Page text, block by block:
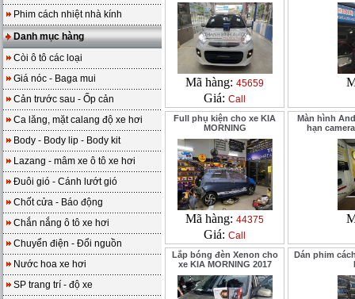
Phim cách nhiệt nhà kính
Danh mục hàng
Còi ô tô các loại
Giá nóc - Baga mui
Cản trước sau - Ốp cản
Ca lăng, mặt calang độ xe hơi
Body - Body lip - Body kit
Lazang - mâm xe ô tô xe hơi
Đuôi gió - Cánh lướt gió
Chốt cửa - Báo động
Chắn nắng ô tô xe hơi
Chuyển điện - Đổi nguồn
Nước hoa xe hơi
SP trang trí - độ xe
Mã hàng: 45659
Giá: Call
Full phụ kiện cho xe KIA
MORNING
Mã hàng: 44375
Giá: Call
Màn hình
hạn
Lắp bóng đèn Xenon cho
xe KIA MORNING 2017
Dán phim